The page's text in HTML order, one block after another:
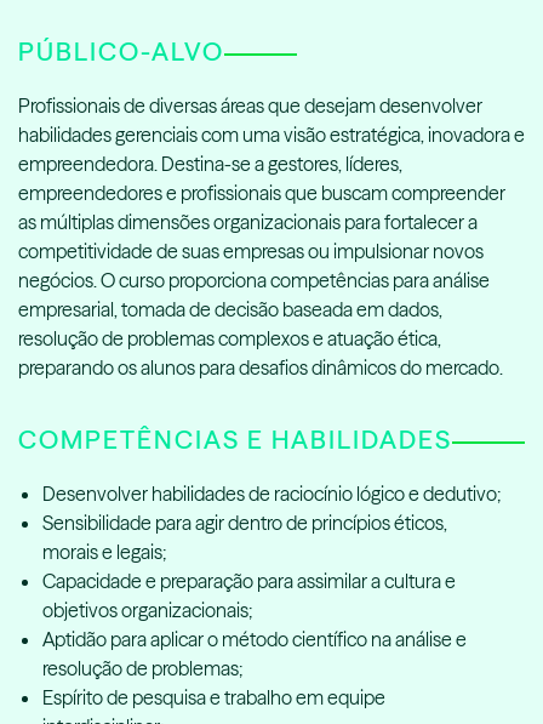
PÚBLICO-ALVO
Profissionais de diversas áreas que desejam desenvolver
habilidades gerenciais com uma visão estratégica, inovadora e
empreendedora. Destina-se a gestores, líderes,
empreendedores e profissionais que buscam compreender
as múltiplas dimensões organizacionais para fortalecer a
competitividade de suas empresas ou impulsionar novos
negócios. O curso proporciona competências para análise
empresarial, tomada de decisão baseada em dados,
resolução de problemas complexos e atuação ética,
preparando os alunos para desafios dinâmicos do mercado.
COMPETÊNCIAS E HABILIDADES
Desenvolver habilidades de raciocínio lógico e dedutivo;
Sensibilidade para agir dentro de princípios éticos,
morais e legais;
Capacidade e preparação para assimilar a cultura e
objetivos organizacionais;
Aptidão para aplicar o método científico na análise e
resolução de problemas;
Espírito de pesquisa e trabalho em equipe